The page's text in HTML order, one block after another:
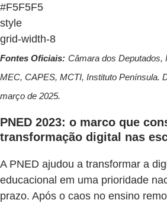
#F5F5F5
style
grid-width-8
Fontes Oficiais: Câmara dos Deputados,
MEC, CAPES, MCTI, Instituto Península.
março de 2025.
PNED 2023: o marco que
transformação digital nas
A PNED ajudou a transformar a
educacional em uma prioridade
prazo. Após o caos no ensino